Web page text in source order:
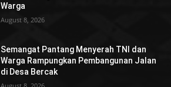
Warga
August 8, 2026
Semangat Pantang Menyerah TNI dan
Warga Rampungkan Pembangunan Jalan
di Desa Bercak